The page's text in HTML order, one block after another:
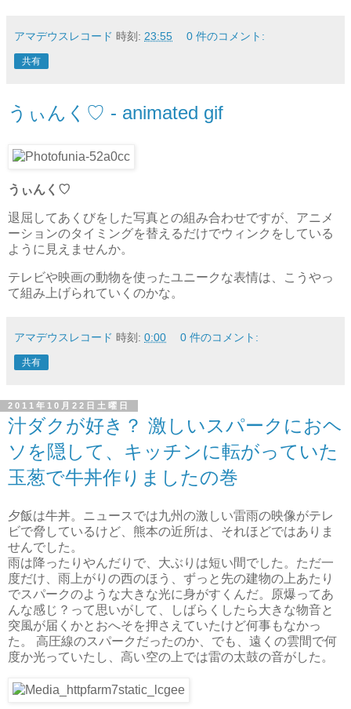
アマデウスレコード 時刻: 23:55 0 件のコメント:
共有
うぃんく♡ - animated gif
うぃんく♡
退屈してあくびをした写真との組み合わせですが、アニメ
ーションのタイミングを替えるだけでウィンクをしている
ように見えませんか。
テレビや映画の動物を使ったユニークな表情は、こうやっ
て組み上げられていくのかな。
アマデウスレコード 時刻: 0:00 0 件のコメント:
共有
2011年10月22日土曜日
汁ダクが好き？ 激しいスパークにおヘ
ソを隠して、キッチンに転がっていた
玉葱で牛丼作りましたの巻
夕飯は牛丼。ニュースでは九州の激しい雷雨の映像がテレ
ビで脅しているけど、熊本の近所は、それほどではありま
せんでした。
雨は降ったりやんだりで、大ぶりは短い間でした。ただ一
度だけ、雨上がりの西のほう、ずっと先の建物の上あたり
でスパークのような大きな光に身がすくんだ。原爆ってあ
んな感じ？って思いがして、しばらくしたら大きな物音と
突風が届くかとおへそを押さえていたけど何事もなかっ
た。 高圧線のスパークだったのか、でも、遠くの雲間で何
度か光っていたし、高い空の上では雷の太鼓の音がした。